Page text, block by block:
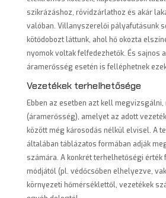
szikrázáshoz, rövidzárlathoz és akár
valóban. Villanyszerelői pályafutásunk
kötődobozt láttunk, ahol hő okozta
nyomok voltak felfedezhetők. És sajnos
áramerősség esetén is felléphetnek
Vezetékek terhelhetősége
Ebben az esetben azt kell megvizsgálni,
(áramerősség), amelyet az adott
között még károsodás nélkül elvisel. A
általában táblázatos formában adják
számára. A konkrét terhelhetőségi érték
módjától (pl. védőcsőben elhelyezve,
környezeti hőmérséklettől, vezetékek